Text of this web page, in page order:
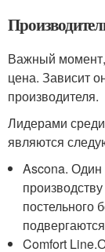
Важный момент,
цена. Зависит
производителя.
Лидерами
являются
Ascona. Один
постельного
Comfort